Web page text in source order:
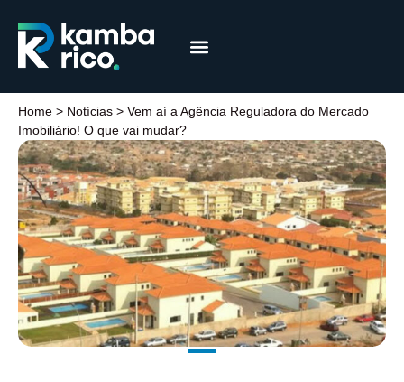
Home > Notícias > Vem aí a Agência Reguladora do Mercado
Imobiliário! O que vai mudar?